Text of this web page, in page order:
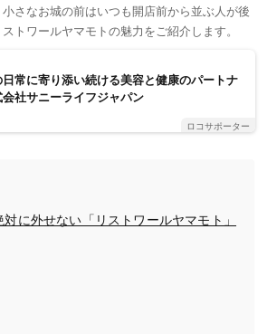
さなお城の前はいつも開店前から並ぶ人が後
トワールヤマモトの魅力をご紹介します。
日常に寄り添い続ける美容と健康のパートナ
社サニーライフジャパン
ロコサポーター
に外せない「リストワールヤマモト」